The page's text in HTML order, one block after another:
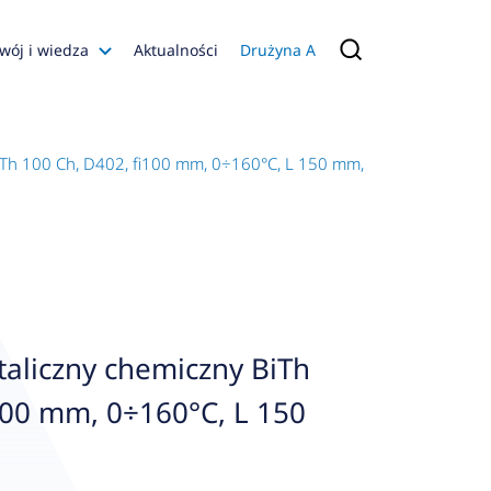
i wiedza
Konfiguratory
Aktualności Drużyna A
100 Ch, D402, fi100 mm, 0÷160°C, L 150 mm, rad, kl. 1
chemiczny BiTh
mm, 0÷160°C, L 150